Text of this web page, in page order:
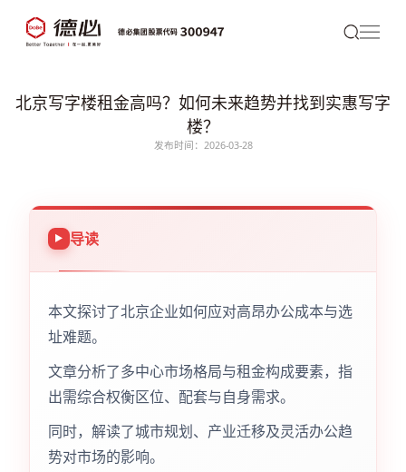
北京写字楼租金高吗？如何未来趋势并找到实惠写字
楼？
发布时间：2026-03-28
导读
本文探讨了北京企业如何应对高昂办公成本与选
址难题。
文章分析了多中心市场格局与租金构成要素，指
出需综合权衡区位、配套与自身需求。
同时，解读了城市规划、产业迁移及灵活办公趋
势对市场的影响。